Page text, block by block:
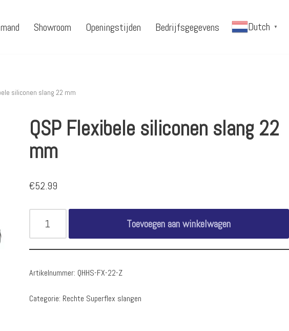
Showroom Openingstijden Bedrijfsgegevens Dutch ▼
siliconen slang 22 mm
QSP Flexibele siliconen slang 22
mm
€52.99
Toevoegen aan winkelwagen
Artikelnummer: QHHS-FX-22-Z
Categorie: Rechte Superflex slangen